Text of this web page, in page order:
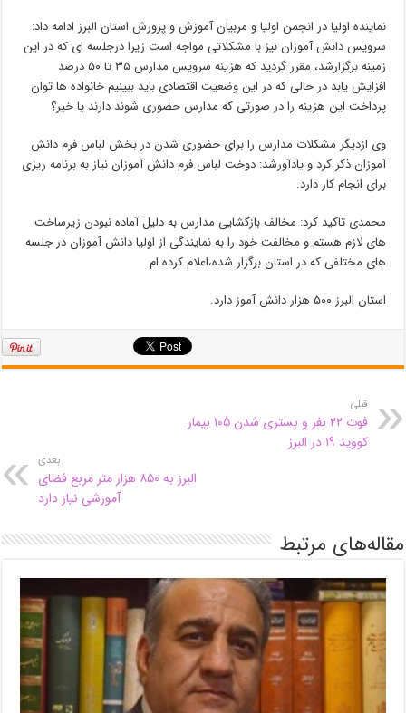
نماینده اولیا در انجمن اولیا و مربیان آموزش و پرورش استان البرز ادامه داد:
سرویس دانش آموزان نیز با مشکلاتی مواجه است زیرا درجلسه ای که در این
زمینه برگزارشد، مقرر گردید که هزینه سرویس مدارس ۳۵ تا ۵۰ درصد
افزایش یابد در حالی که در این وضعیت اقتصادی باید ببینیم خانواده ها توان
پرداخت این هزینه را در صورتی که مدارس حضوری شوند دارند یا خیر؟
وی ازدیگر مشکلات مدارس را برای حضوری شدن در بخش لباس فرم دانش
آموزان ذکر کرد و یادآورشد: دوخت لباس فرم دانش آموزان نیاز به برنامه ریزی
برای انجام کار دارد.
محمدی تاکید کرد: مخالف بازگشایی مدارس به دلیل آماده نبودن زیرساخت
های لازم هستم و مخالفت خود را به نمایندگی از اولیا دانش آموزان در جلسه
های مختلفی که در استان برگزار شده،اعلام کرده ام.
استان البرز ۵۰۰ هزار دانش آموز دارد.
قبلی
فوت ۲۲ نفر و بستری شدن ۱۰۵ بیمار
کووید ۱۹ در البرز
بعدی
البرز به ۸۵۰ هزار متر مربع فضای
آموزشی نیاز دارد
مقاله‌های مرتبط